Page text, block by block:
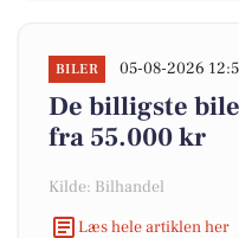
BILER 05-08-2026
De billigste
fra 55.000 kr
Kilde: Bilhandel
Læs hele artiklen her